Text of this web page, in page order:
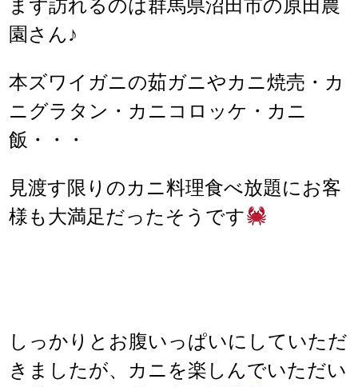
まず訪れるのは群馬県沼田市の原田農
園さん♪
本ズワイガニの茹ガニやカニ焼売・カ
ニグラタン・カニコロッケ・カニ
飯・・・
見渡す限りのカニ料理食べ放題にお客
様も大満足だったそうです
しっかりとお腹いっぱいにしていただ
きましたが、カニを楽しんでいただい